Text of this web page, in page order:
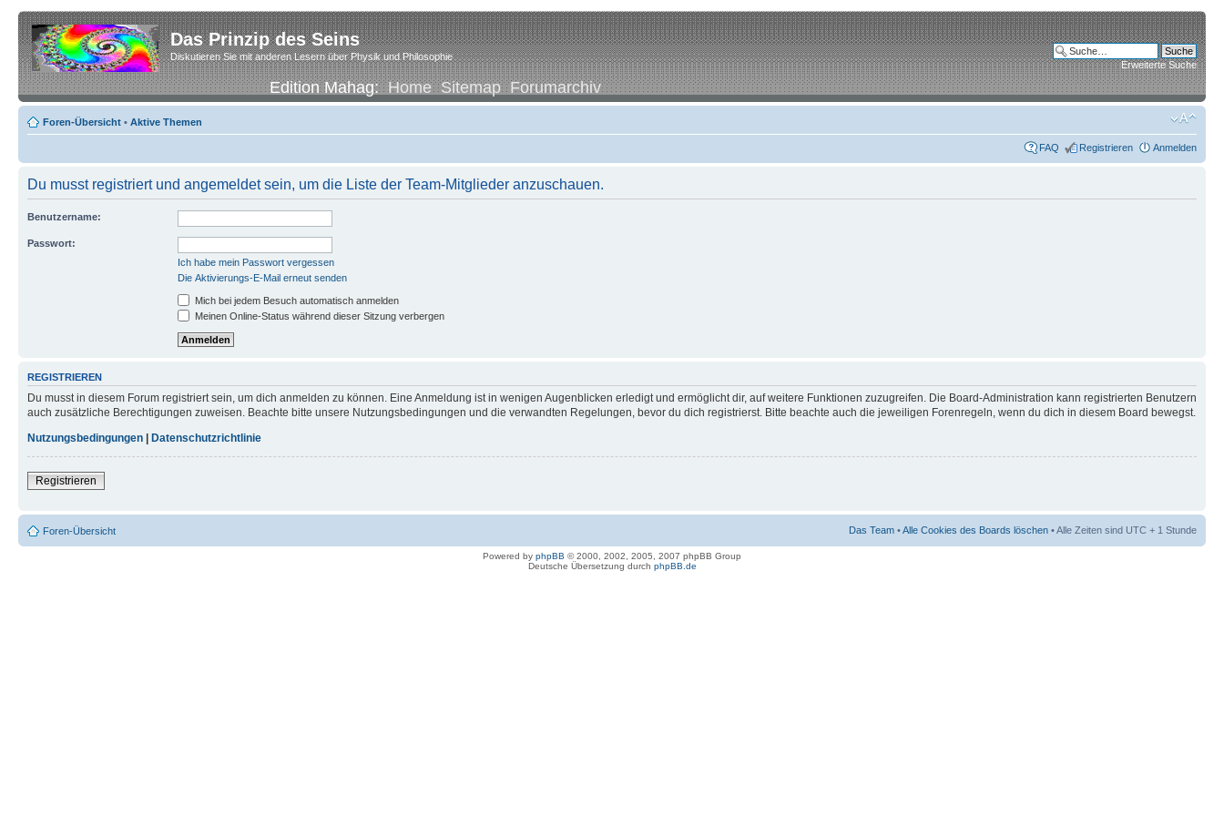
Das Prinzip des Seins
Diskutieren Sie mit anderen Lesern über Physik und Philosophie
Edition Mahag:Home Sitemap Forumarchiv
Erweiterte Suche
Foren-Übersicht • Aktive Themen
FAQ Registrieren Anmelden
Du musst registriert und angemeldet sein, um die Liste der Team-Mitglieder anzuschauen.
Benutzername:
Passwort:
Ich habe mein Passwort vergessen
Die Aktivierungs-E-Mail erneut senden
Mich bei jedem Besuch automatisch anmelden
Meinen Online-Status während dieser Sitzung verbergen
REGISTRIEREN
Du musst in diesem Forum registriert sein, um dich anmelden zu können. Eine Anmeldung ist in wenigen Augenblicken erledigt und ermöglicht dir, auf weitere Funktionen zuzugreifen. Die Board-Administration kann registrierten Benutzern
auch zusätzliche Berechtigungen zuweisen. Beachte bitte unsere Nutzungsbedingungen und die verwandten Regelungen, bevor du dich registrierst. Bitte beachte auch die jeweiligen Forenregeln, wenn du dich in diesem Board bewegst.
Nutzungsbedingungen
Datenschutzrichtlinie
Registrieren
Foren-Übersicht Das Team •Alle Cookies des Boards löschen • Alle Zeiten sind UTC + 1 Stunde
Powered by phpBB © 2000, 2002, 2005, 2007 phpBB Group
Deutsche Übersetzung durch phpBB.de